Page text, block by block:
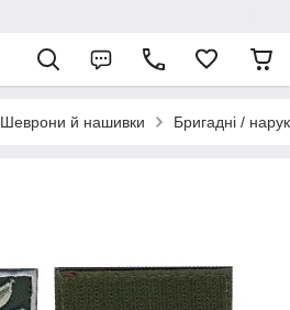
Шеврони й нашивки Бригадні /